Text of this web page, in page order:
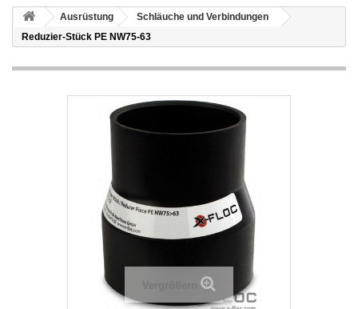
Ausrüstung
Schläuche und Verbindungen
Reduzier-Stück PE NW75-63